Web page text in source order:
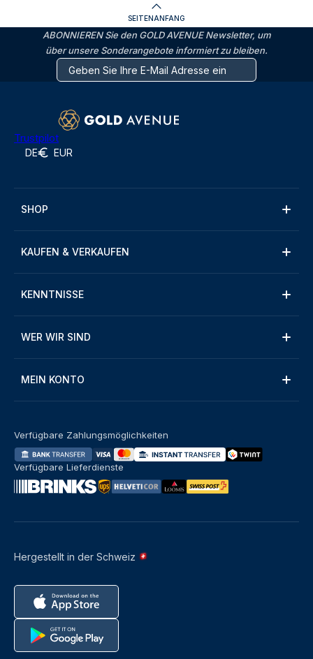
SEITENANFANG
ABONNIEREN Sie den GOLD AVENUE Newsletter, um
über unsere Sonderangebote informiert zu bleiben.
Trustpilot
DE EUR
SHOP
KAUFEN & VERKAUFEN
KENNTNISSE
WER WIR SIND
MEIN KONTO
Hergestellt in der Schweiz
Verfügbare Zahlungsmöglichkeiten
Verfügbare Lieferdienste